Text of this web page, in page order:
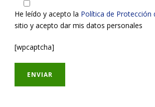
He leído y acepto la Política de Protección
sitio y acepto dar mis datos personales
[wpcaptcha]